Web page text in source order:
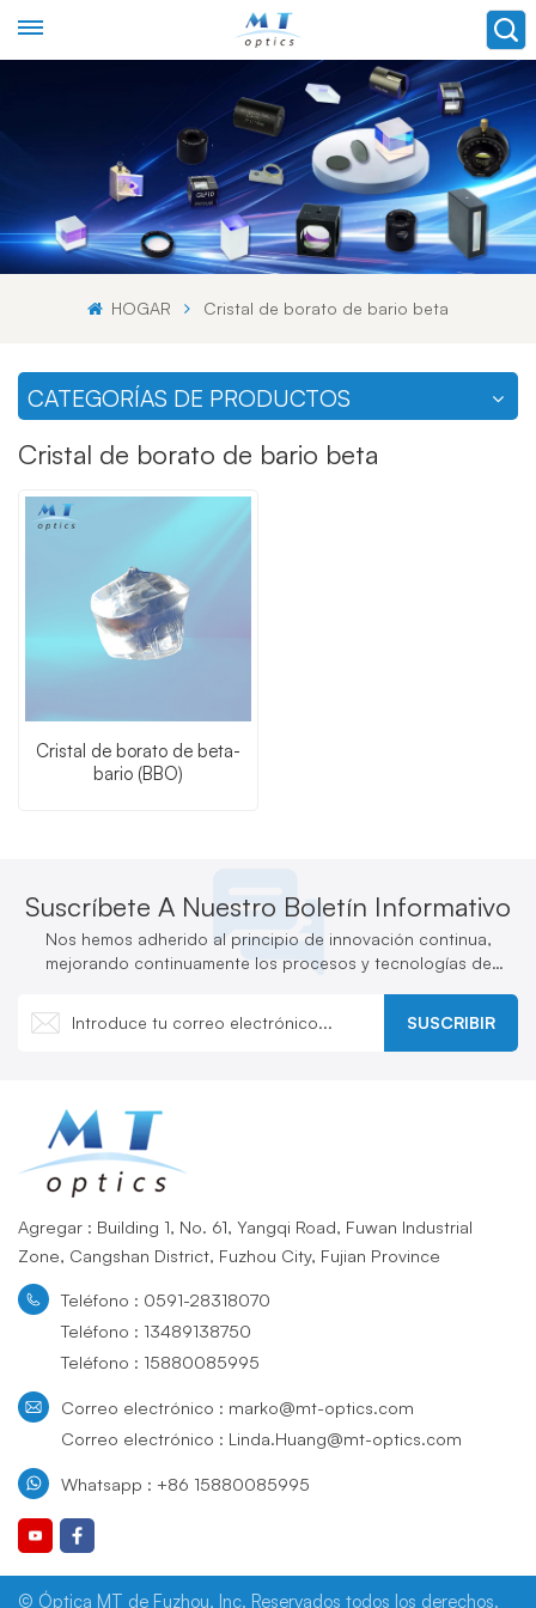
HOGAR Cristal de borato de bario beta
CATEGORÍAS DE PRODUCTOS
Cristal de borato de bario beta
Cristal de borato de beta-
bario (BBO)
Suscríbete A Nuestro Boletín Informativo
Nos hemos adherido al principio de innovación continua,
mejorando continuamente los procesos y tecnologías de
SUSCRIBIR
Agregar : Building 1, No. 61, Yangqi Road, Fuwan Industrial
Zone, Cangshan District, Fuzhou City, Fujian Province
Teléfono : 0591-28318070
Teléfono : 13489138750
Teléfono : 15880085995
Correo electrónico : marko@mt-optics.com
Correo electrónico : Linda.Huang@mt-optics.com
Whatsapp : +86 15880085995
© Óptica MT de Fuzhou, Inc. Reservados todos los derechos.